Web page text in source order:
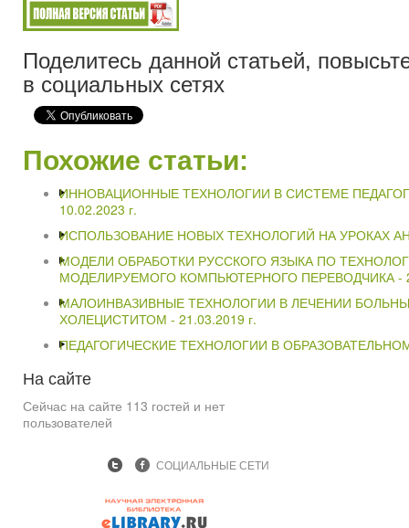
Поделитесь данной статьей,
в социальных сетях
Похожие статьи:
ИННОВАЦИОННЫЕ ТЕХНОЛОГИИ В СИСТЕМЕ
10.02.2023 г.
ИСПОЛЬЗОВАНИЕ НОВЫХ ТЕХНОЛОГИЙ НА УРОКАХ
МОДЕЛИ ОБРАБОТКИ РУССКОГО ЯЗЫКА ПО
МОДЕЛИРУЕМОГО КОМПЬЮТЕРНОГО ПЕРЕВОДЧИКА -
МАЛОИНВАЗИВНЫЕ ТЕХНОЛОГИИ В ЛЕЧЕНИИ
ХОЛЕЦИСТИТОМ - 21.03.2019 г.
ПЕДАГОГИЧЕСКИЕ ТЕХНОЛОГИИ В
На сайте
Сейчас на сайте 113 гостей и нет
пользователей
СОЦИАЛЬНЫЕ СЕТИ